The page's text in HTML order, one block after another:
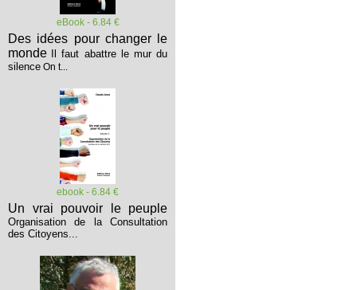
eBook - 6.84 €
Des idées pour changer le
monde
Il faut abattre le mur du
silence On t...
ebook - 6.84 €
Un vrai pouvoir le peuple
Organisation de la Consultation
des Citoyens...